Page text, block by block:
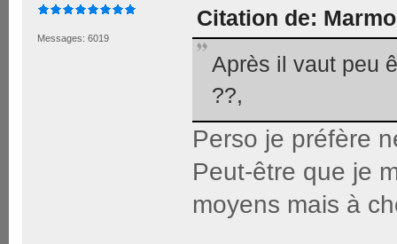
Messages: 6019
Citation de:
Après il vaut peu
??,
Perso je préfère
Peut-être que je
moyens mais à